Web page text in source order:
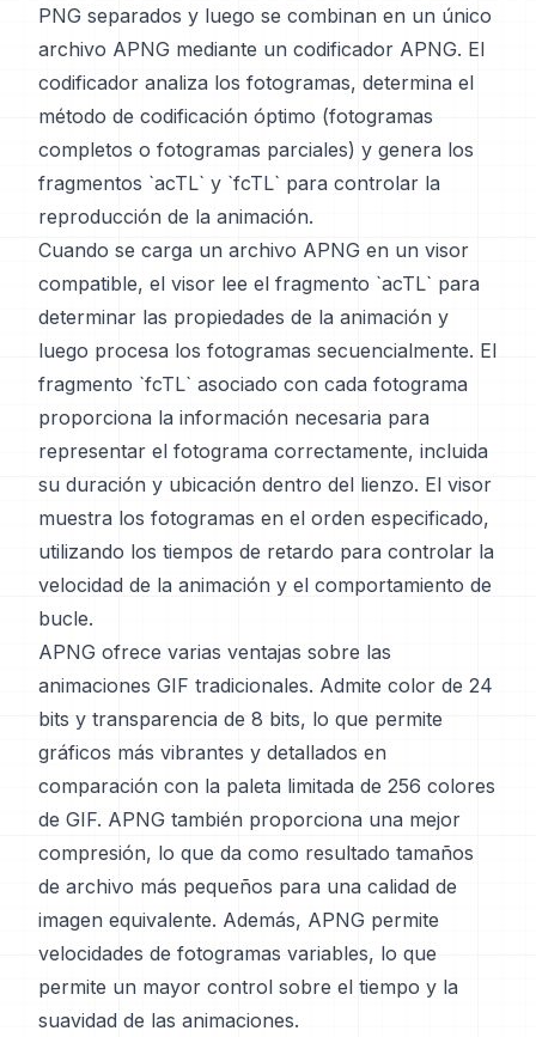
PNG separados y luego se combinan en un único
archivo APNG mediante un codificador APNG. El
codificador analiza los fotogramas, determina el
método de codificación óptimo (fotogramas
completos o fotogramas parciales) y genera los
fragmentos `acTL` y `fcTL` para controlar la
reproducción de la animación.
Cuando se carga un archivo APNG en un visor
compatible, el visor lee el fragmento `acTL` para
determinar las propiedades de la animación y
luego procesa los fotogramas secuencialmente. El
fragmento `fcTL` asociado con cada fotograma
proporciona la información necesaria para
representar el fotograma correctamente, incluida
su duración y ubicación dentro del lienzo. El visor
muestra los fotogramas en el orden especificado,
utilizando los tiempos de retardo para controlar la
velocidad de la animación y el comportamiento de
bucle.
APNG ofrece varias ventajas sobre las
animaciones GIF tradicionales. Admite color de 24
bits y transparencia de 8 bits, lo que permite
gráficos más vibrantes y detallados en
comparación con la paleta limitada de 256 colores
de GIF. APNG también proporciona una mejor
compresión, lo que da como resultado tamaños
de archivo más pequeños para una calidad de
imagen equivalente. Además, APNG permite
velocidades de fotogramas variables, lo que
permite un mayor control sobre el tiempo y la
suavidad de las animaciones.